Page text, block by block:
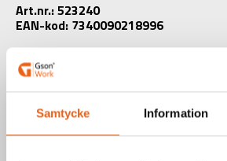
Samtycke Information
Art.nr.: 523240
EAN-kod: 7340090218996
Välj produkt